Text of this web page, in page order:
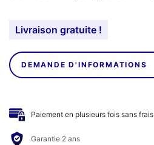
Livraison gratuite !
DEMANDE D'INFORMATIONS
Paiement en plusieurs fois sans frais
Garantie 2 ans